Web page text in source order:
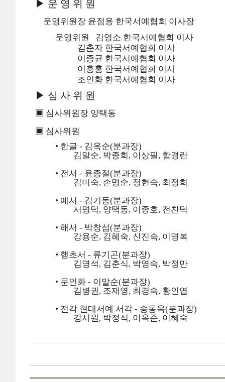
▶ 운 영 위 원
운영위원장 윤점용 한국서예협회 이사장
운영위원 김영소 한국서예협회 이사
김춘자 한국서예협회 이사
이종균 한국서예협회 이사
이흥홍 한국서예협회 이사
조인화 한국서예협회 이사
▶ 심 사 위 원
▣ 심사위원장 양택동
▣ 심사위원
• 한글 - 김옥순(분과장)
김말순, 박종희, 이상필, 함경란
• 전서 - 윤종절(분과장)
김미숙, 손명순, 정현숙, 최정희
• 예서 - 김기동(분과장)
서명덕, 양택동, 이종호, 전찬덕
• 해서 - 박창섭(분과장)
강용순, 김혜숙, 신진숙, 이명복
• 행초서 - 류기곤(분과장)
김명석, 김춘식, 박영숙, 박정만
• 문인화 - 이말순(분과장)
김병권, 조재영, 최경숙, 황인엽
• 전각 현대서예 서각 - 송동옥(분과장)
강시원, 박정식, 이옥준, 이혜숙